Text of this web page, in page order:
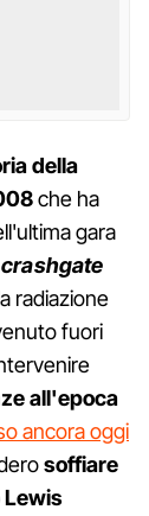
della
che ha
gara
crashgate
radiazione
fuori
all'epoca
ancora oggi
soffiare
Lewis